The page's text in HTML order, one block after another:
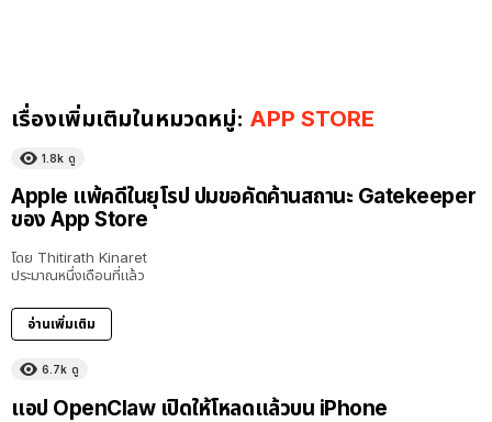
เรื่องเพิ่มเติมในหมวดหมู่: APP STORE
1.8k ดู
Apple แพ้คดีในยุโรป ปมขอคัดค้านสถานะ Gatekeeper
ของ App Store
โดย Thitirath Kinaret
ประมาณหนึ่งเดือนที่แล้ว
อ่านเพิ่มเติม
6.7k ดู
แอป OpenClaw เปิดให้โหลดแล้วบน iPhone